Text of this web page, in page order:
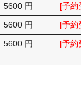
5600 円
[予約
5600 円
[予約
5600 円
[予約